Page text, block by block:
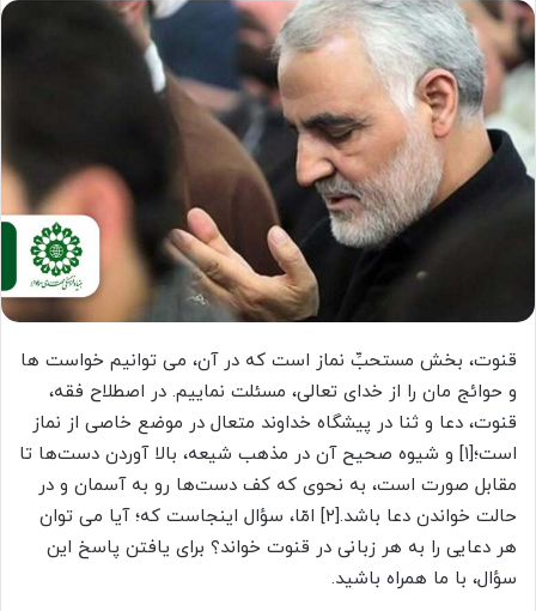
قنوت، بخش مستحبِّ نماز است که در آن، می توانیم خواست ها
و حوائج مان را از خدای تعالی، مسئلت نماییم. در اصطلاح فقه،
قنوت، دعا و ثنا در پیشگاه خداوند متعال در موضع خاصی از نماز
است؛[۱] و شیوه صحیح آن در مذهب شیعه، بالا آوردن دست‌ها تا
مقابل صورت است، به نحوی که کف دست‌ها رو به آسمان و در
حالت خواندن دعا باشد.[۲] امّا، سؤال اینجاست که؛ آیا می توان
هر دعایی را به هر زبانی در قنوت خواند؟ برای یافتن پاسخ این
سؤال، با ما همراه باشید.